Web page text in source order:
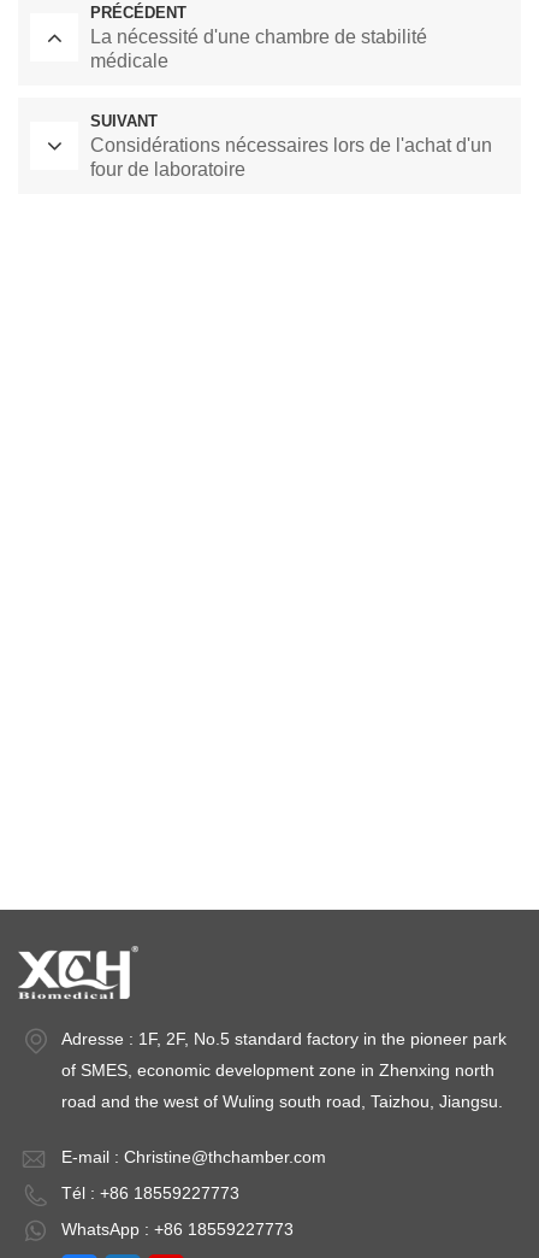
PRÉCÉDENT
La nécessité d'une chambre de stabilité
médicale
SUIVANT
Considérations nécessaires lors de l'achat d'un
four de laboratoire
Adresse : 1F, 2F, No.5 standard factory in the pioneer park
of SMES, economic development zone in Zhenxing north
road and the west of Wuling south road, Taizhou, Jiangsu.
E-mail : Christine@thchamber.com
Tél : +86 18559227773
WhatsApp : +86 18559227773